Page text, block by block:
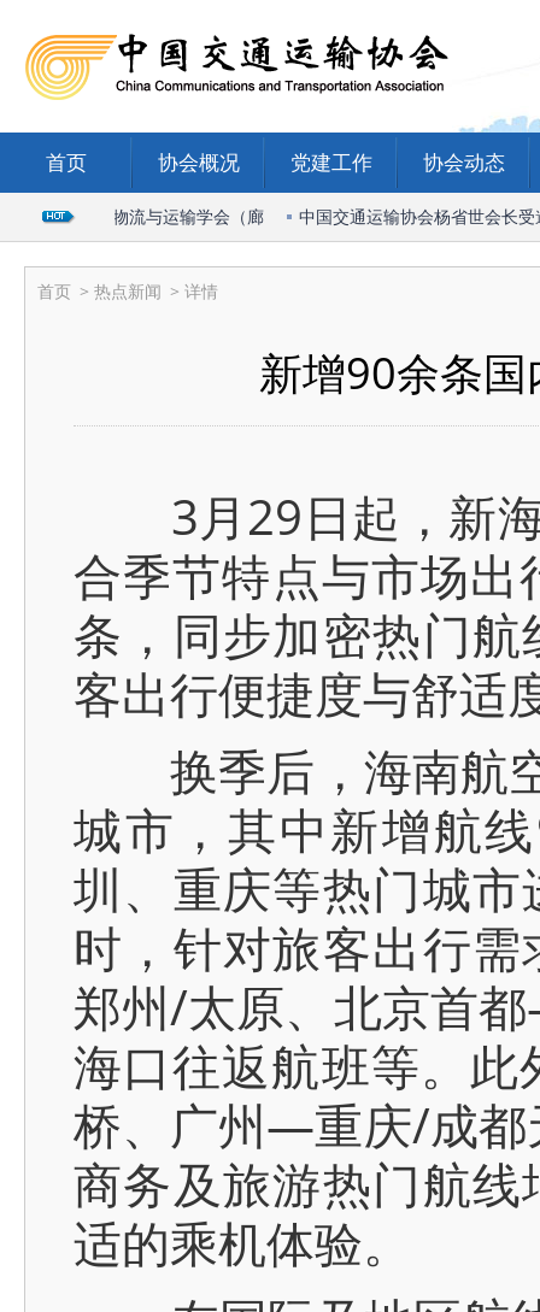
首页 协会概况 党建工作 协会动态
2026国际物流与运输学会（廊 中国交通运输协会杨省世会长受
首页 > 热点新闻 > 详情
新增90余条
3月29日起，新海
合季节特点与市场
条，同步加密热门
客出行便捷度与舒适
换季后，海南航空
城市，其中新增航
圳、重庆等热门城
时，针对旅客出行
郑州/太原、北京首
海口往返航班等。
桥、广州—重庆/成
商务及旅游热门航
适的乘机体验。